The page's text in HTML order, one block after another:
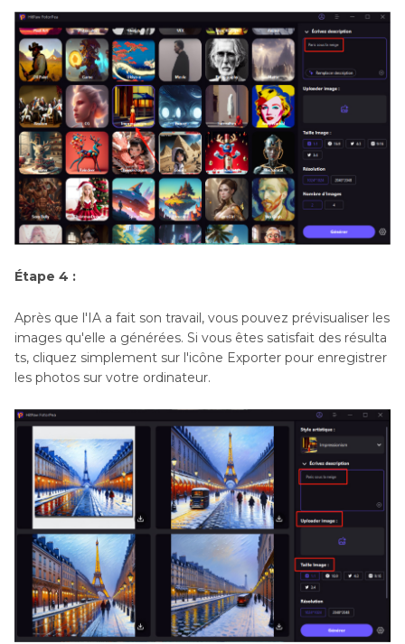
Étape 4 :
Après que l'IA a fait son travail, vous pouvez prévisualiser les
images qu'elle a générées. Si vous êtes satisfait des résulta
ts, cliquez simplement sur l'icône Exporter pour enregistrer
les photos sur votre ordinateur.